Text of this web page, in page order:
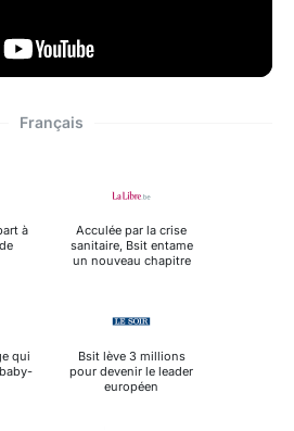
Français
à
Acculée par la crise
sanitaire, Bsit entame
un nouveau chapitre
qui
Bsit lève 3 millions
pour devenir le leader
européen